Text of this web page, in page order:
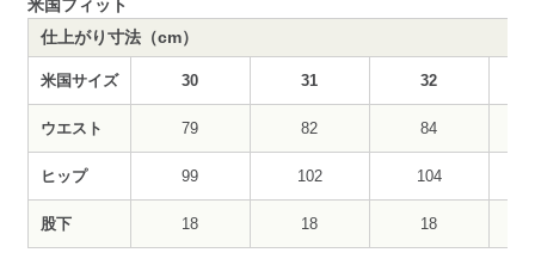
米国フィット
仕上がり寸法（cm）
米国サイズ 30 31 32
ウエスト 79 82 84
ヒップ 99 102 104
股下 18 18 18